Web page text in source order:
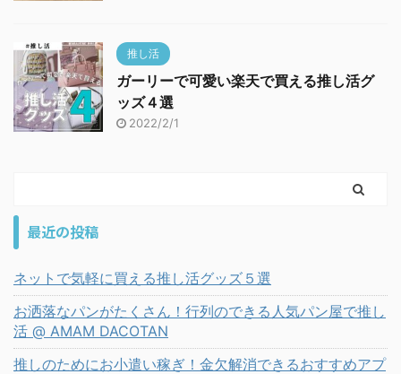
推し活
ガーリーで可愛い楽天で買える推し活グ
ッズ４選
2022/2/1
最近の投稿
ネットで気軽に買える推し活グッズ５選
お洒落なパンがたくさん！行列のできる人気パン屋で推し
活 @ AMAM DACOTAN
推しのためにお小遣い稼ぎ！金欠解消できるおすすめアプ